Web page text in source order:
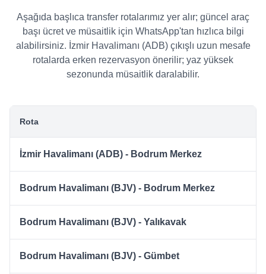
Aşağıda başlıca transfer rotalarımız yer alır; güncel araç
başı ücret ve müsaitlik için WhatsApp'tan hızlıca bilgi
alabilirsiniz. İzmir Havalimanı (ADB) çıkışlı uzun mesafe
rotalarda erken rezervasyon önerilir; yaz yüksek
sezonunda müsaitlik daralabilir.
Rota
İzmir Havalimanı (ADB) - Bodrum Merkez
Bodrum Havalimanı (BJV) - Bodrum Merkez
Bodrum Havalimanı (BJV) - Yalıkavak
Bodrum Havalimanı (BJV) - Gümbet